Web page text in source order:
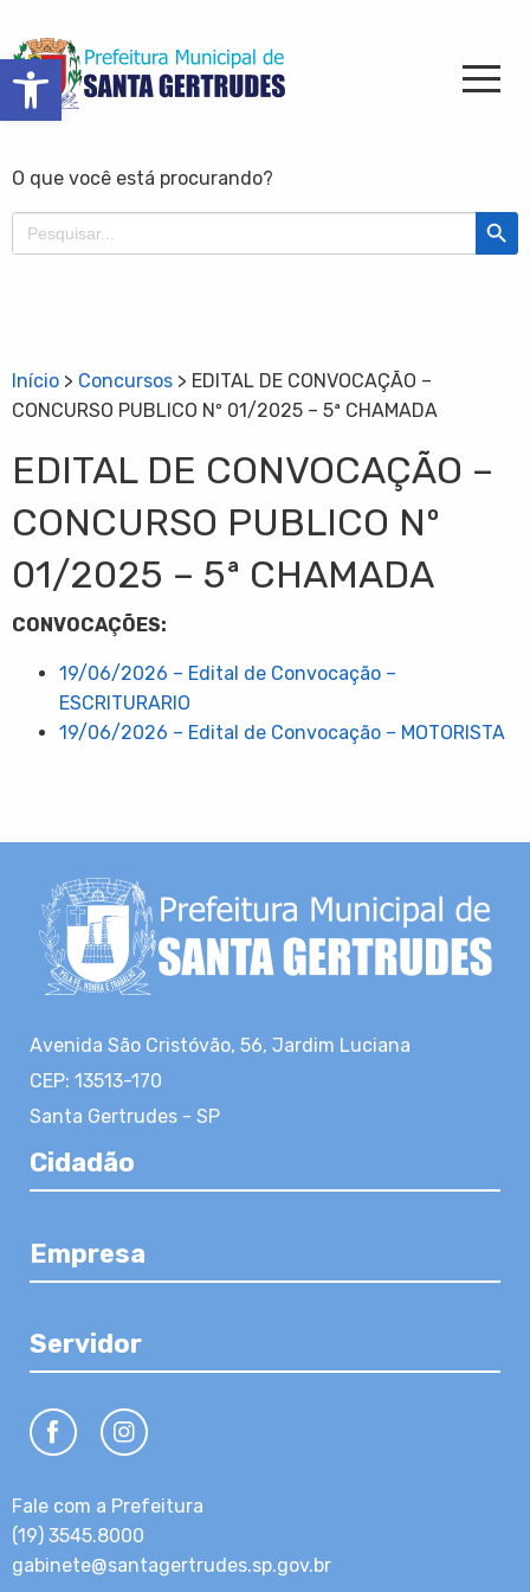
Barra de Ferramentas Aberta
O que você está procurando?
Search
for:
Search
Início > Concursos > EDITAL DE CONVOCAÇÃO –
CONCURSO PUBLICO Nº 01/2025 – 5ª CHAMADA
EDITAL DE CONVOCAÇÃO –
CONCURSO PUBLICO Nº
01/2025 – 5ª CHAMADA
CONVOCAÇÕES:
19/06/2026 – Edital de Convocação –
ESCRITURARIO
19/06/2026 – Edital de Convocação – MOTORISTA
Avenida São Cristóvão, 56, Jardim Luciana
CEP: 13513-170
Santa Gertrudes - SP
Cidadão
Empresa
Servidor
Fale com a Prefeitura
(19) 3545.8000
gabinete@santagertrudes.sp.gov.br